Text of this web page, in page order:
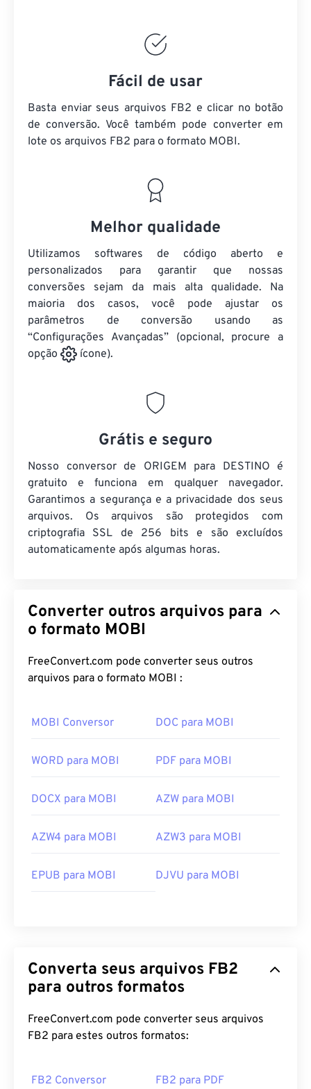
Fácil de usar
Basta enviar seus arquivos FB2 e clicar no botão
de conversão. Você também pode converter em
lote os arquivos FB2 para o formato MOBI.
Melhor qualidade
Utilizamos softwares de código aberto e
personalizados para garantir que nossas
conversões sejam da mais alta qualidade. Na
maioria dos casos, você pode ajustar os
parâmetros de conversão usando as
“Configurações Avançadas” (opcional, procure a
opção
ícone).
Grátis e seguro
Nosso conversor de ORIGEM para DESTINO é
gratuito e funciona em qualquer navegador.
Garantimos a segurança e a privacidade dos seus
arquivos. Os arquivos são protegidos com
criptografia SSL de 256 bits e são excluídos
automaticamente após algumas horas.
Converter outros arquivos para
o formato MOBI
FreeConvert.com pode converter seus outros
arquivos para o formato MOBI :
MOBI Conversor DOC para MOBI
WORD para MOBI PDF para MOBI
DOCX para MOBI AZW para MOBI
AZW4 para MOBI AZW3 para MOBI
EPUB para MOBI DJVU para MOBI
Converta seus arquivos FB2
para outros formatos
FreeConvert.com pode converter seus arquivos
FB2 para estes outros formatos:
FB2 Conversor FB2 para PDF